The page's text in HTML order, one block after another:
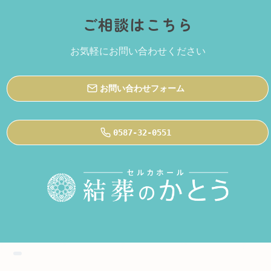
ご相談はこちら
お気軽にお問い合わせください
お問い合わせフォーム
0587-32-0551